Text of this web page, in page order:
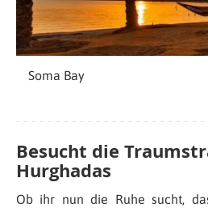
Soma Bay
Besucht die
Hurghadas
Ob ihr nun die Ruhe sucht,